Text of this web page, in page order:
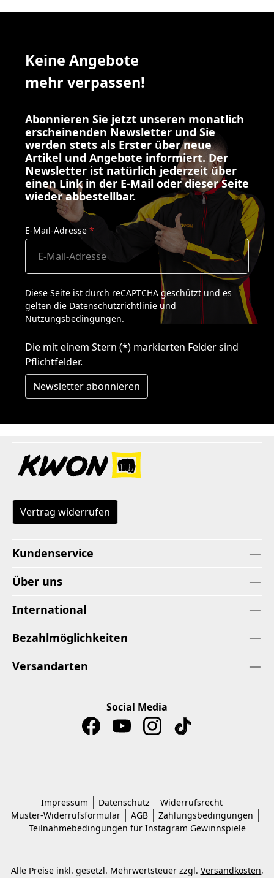
Keine Angebote
mehr verpassen!
Abonnieren Sie jetzt unseren monatlich
erscheinenden Newsletter und Sie
werden stets als Erster über neue
Artikel und Angebote informiert. Der
Newsletter ist natürlich jederzeit über
einen Link in der E-Mail oder dieser Seite
wieder abbestellbar.
E-Mail-Adresse *
Diese Seite ist durch reCAPTCHA geschützt und es
gelten die Datenschutzrichtlinie und
Nutzungsbedingungen.
Die mit einem Stern (*) markierten Felder sind
Pflichtfelder.
Newsletter abonnieren
Vertrag widerrufen
Kundenservice
Über uns
International
Bezahlmöglichkeiten
Versandarten
Social Media
Impressum Datenschutz
Widerrufsrecht
Muster-Widerrufsformular
AGB
Zahlungsbedingungen
Teilnahmebedingungen für Instagram Gewinnspiele
Alle Preise inkl. gesetzl. Mehrwertsteuer zzgl. Versandkosten,